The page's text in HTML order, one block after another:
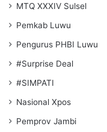
MTQ XXXIV Sulsel
Pemkab Luwu
Pengurus PHBI Luwu
#Surprise Deal
#SIMPATI
Nasional Xpos
Pemprov Jambi